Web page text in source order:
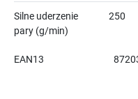
Silne uderzenie
pary (g/min)
250
EAN13